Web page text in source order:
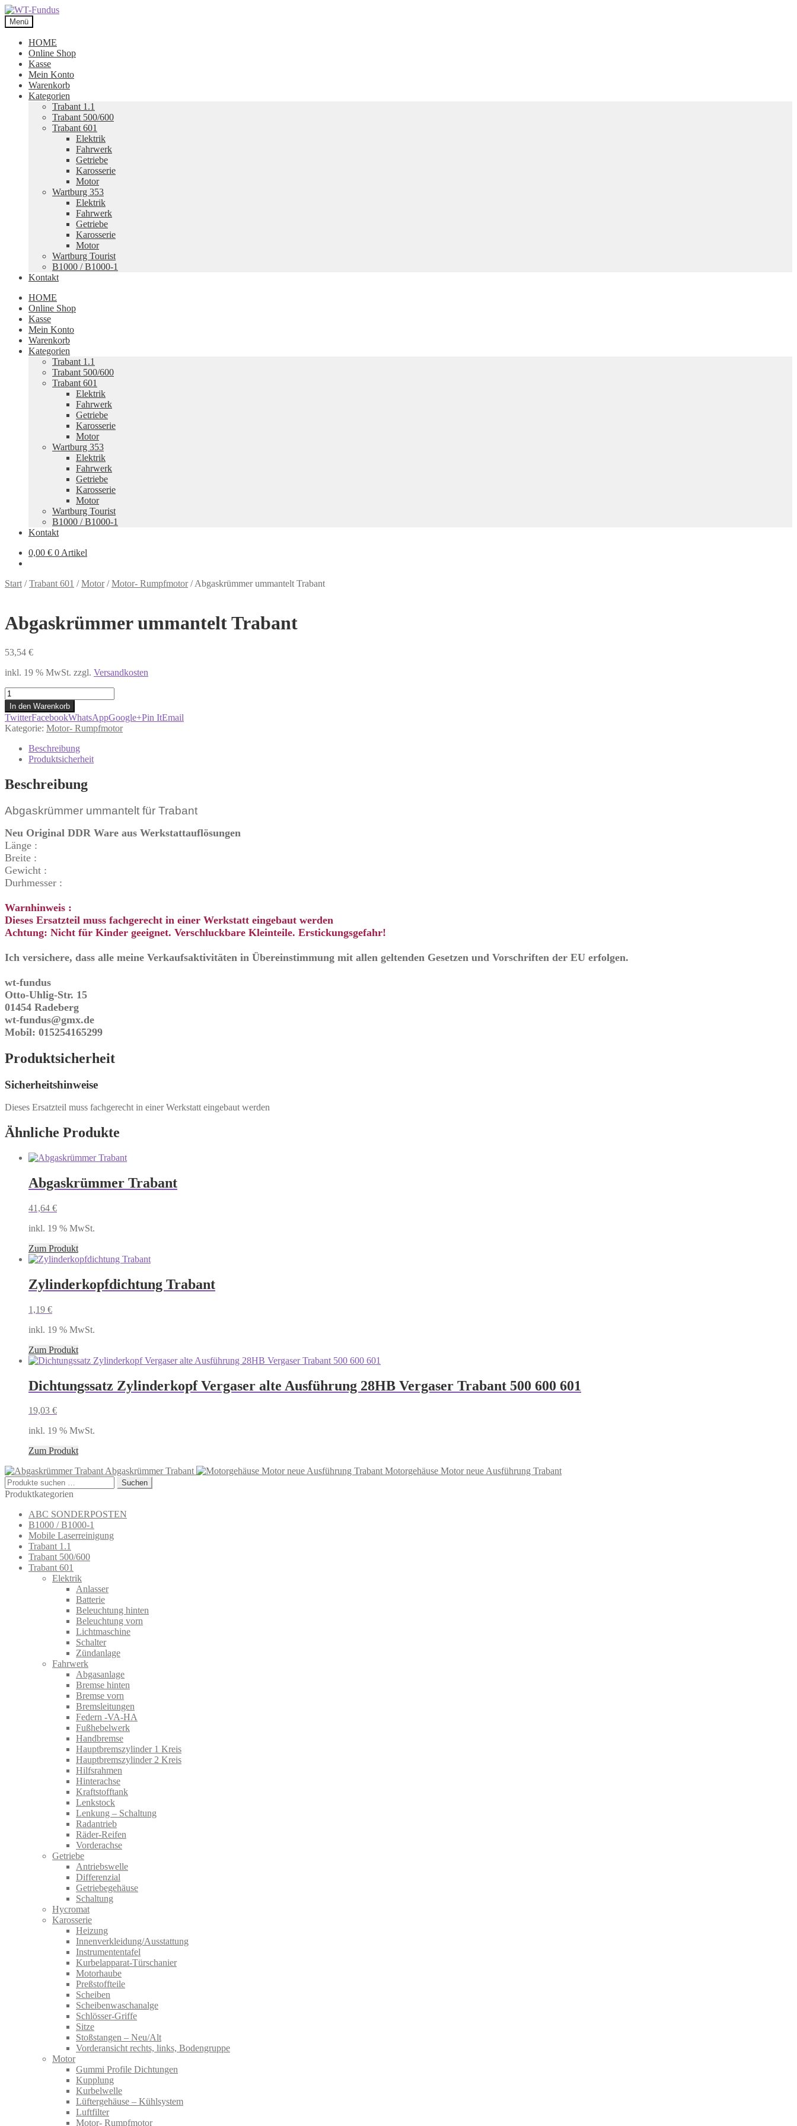
Zur
Navigation
springen
Zum
Inhalt
springen
Menü
HOME
Online Shop
Kasse
Mein Konto
Warenkorb
Kategorien
Trabant 1.1
Trabant 500/600
Trabant 601
Elektrik
Fahrwerk
Getriebe
Karosserie
Motor
Wartburg 353
Elektrik
Fahrwerk
Getriebe
Karosserie
Motor
Wartburg Tourist
B1000 / B1000-1
Kontakt
HOME
Online Shop
Kasse
Mein Konto
Warenkorb
Kategorien
Trabant 1.1
Trabant 500/600
Trabant 601
Elektrik
Fahrwerk
Getriebe
Karosserie
Motor
Wartburg 353
Elektrik
Fahrwerk
Getriebe
Karosserie
Motor
Wartburg Tourist
B1000 / B1000-1
Kontakt
0,00 € 0 Artikel
Start /Trabant 601 /Motor/Motor- Rumpfmotor/Abgaskrümmer ummantelt Trabant
Abgaskrümmer ummantelt Trabant
53,54 €
inkl. 19 % MwSt. zzgl. Versandkosten
Abgaskrümmer
ummantelt
Trabant
Menge
In den Warenkorb
TwitterFacebookWhatsAppGoogle+Pin ItEmail
Kategorie: Motor- Rumpfmotor
Beschreibung
Produktsicherheit
Beschreibung
Abgaskrümmer ummantelt für Trabant
Neu Original DDR Ware aus Werkstattauflösungen
Länge :
Breite :
Gewicht :
Durhmesser :
Warnhinweis :
Dieses Ersatzteil muss fachgerecht in einer Werkstatt eingebaut werden
Achtung: Nicht für Kinder geeignet. Verschluckbare Kleinteile. Erstickungsgefahr!
Ich versichere, dass alle meine Verkaufsaktivitäten in Übereinstimmung mit allen geltenden Gesetzen und Vorschriften der EU erfolgen.
wt-fundus
Otto-Uhlig-Str. 15
01454 Radeberg
wt-fundus@gmx.de
Mobil: 015254165299
Produktsicherheit
Sicherheitshinweise
Dieses Ersatzteil muss fachgerecht in einer Werkstatt eingebaut werden
Ähnliche Produkte
Abgaskrümmer Trabant
41,64 €
inkl. 19 % MwSt.
Zum Produkt
Zylinderkopfdichtung Trabant
1,19 €
inkl. 19 % MwSt.
Zum Produkt
Dichtungssatz Zylinderkopf Vergaser alte Ausführung 28HB Vergaser Trabant 500 600 601
19,03 €
inkl. 19 % MwSt.
Zum Produkt
Abgaskrümmer Trabant
Motorgehäuse Motor neue Ausführung Trabant
Suchen
nach:
Suchen
Produktkategorien
ABC SONDERPOSTEN
B1000 / B1000-1
Mobile Laserreinigung
Trabant 1.1
Trabant 500/600
Trabant 601
Elektrik
Anlasser
Batterie
Beleuchtung hinten
Beleuchtung vorn
Lichtmaschine
Schalter
Zündanlage
Fahrwerk
Abgasanlage
Bremse hinten
Bremse vorn
Bremsleitungen
Federn -VA-HA
Fußhebelwerk
Handbremse
Hauptbremszylinder 1 Kreis
Hauptbremszylinder 2 Kreis
Hilfsrahmen
Hinterachse
Kraftstofftank
Lenkstock
Lenkung – Schaltung
Radantrieb
Räder-Reifen
Vorderachse
Getriebe
Antriebswelle
Differenzial
Getriebegehäuse
Schaltung
Hycromat
Karosserie
Heizung
Innenverkleidung/Ausstattung
Instrumententafel
Kurbelapparat-Türschanier
Motorhaube
Preßstoffteile
Scheiben
Scheibenwaschanalge
Schlösser-Griffe
Sitze
Stoßstangen – Neu/Alt
Vorderansicht rechts, links, Bodengruppe
Motor
Gummi Profile Dichtungen
Kupplung
Kurbelwelle
Lüftergehäuse – Kühlsystem
Luftfilter
Motor- Rumpfmotor